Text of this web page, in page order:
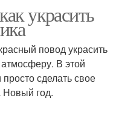
украсить
повод украсить
В этой
сделать свое
год.